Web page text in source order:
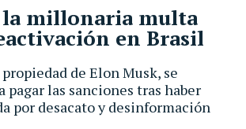
de Elon Musk, se
pagar las sanciones tras haber
por desacato y desinformación
la millonaria multa
en Brasil